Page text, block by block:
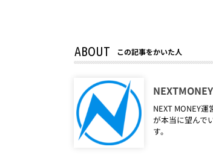
ABOUT この記事をかいた人
NEXTMONEY
NEXT MONEY
が本当に望んで
す。